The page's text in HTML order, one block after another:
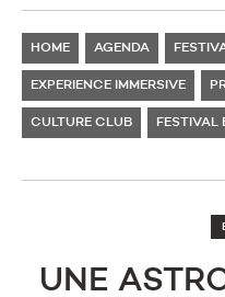
HOME AGENDA
EXPERIENCE IMMERSIVE
CULTURE CLUB FESTIVAL
UNE